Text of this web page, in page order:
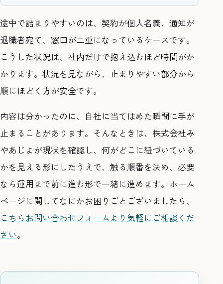
途中で詰まりやすいのは、契約が個人名義、通知が
退職者宛て、窓口が二重になっているケースです。
こうした状況は、社内だけで抱え込むほど時間がか
かります。状況を見ながら、止まりやすい部分から
順にほどく方が安全です。
内容は分かったのに、自社に当てはめた瞬間に手が
止まることがあります。そんなときは、株式会社み
やあじよが現状を確認し、何がどこに紐づいている
かを見える形にしたうえで、触る順番を決め、必要
なら運用まで前に進む形で一緒に進めます。ホーム
ページに関してなにかお困りごとございましたら、
こちらお問い合わせフォームより気軽にご相談くだ
さい。